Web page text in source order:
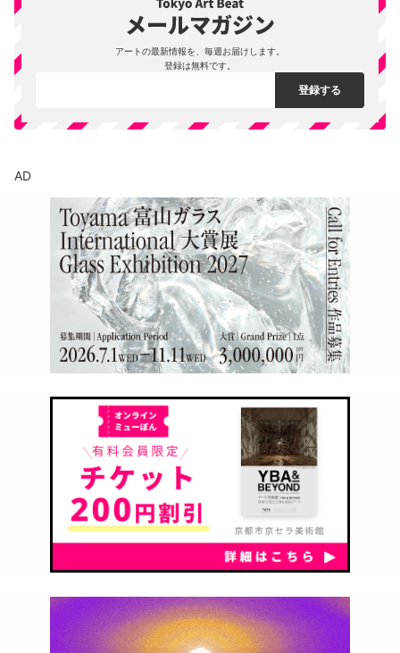
アートの最新情報を、毎週お届けします。
登録は無料です。
AD